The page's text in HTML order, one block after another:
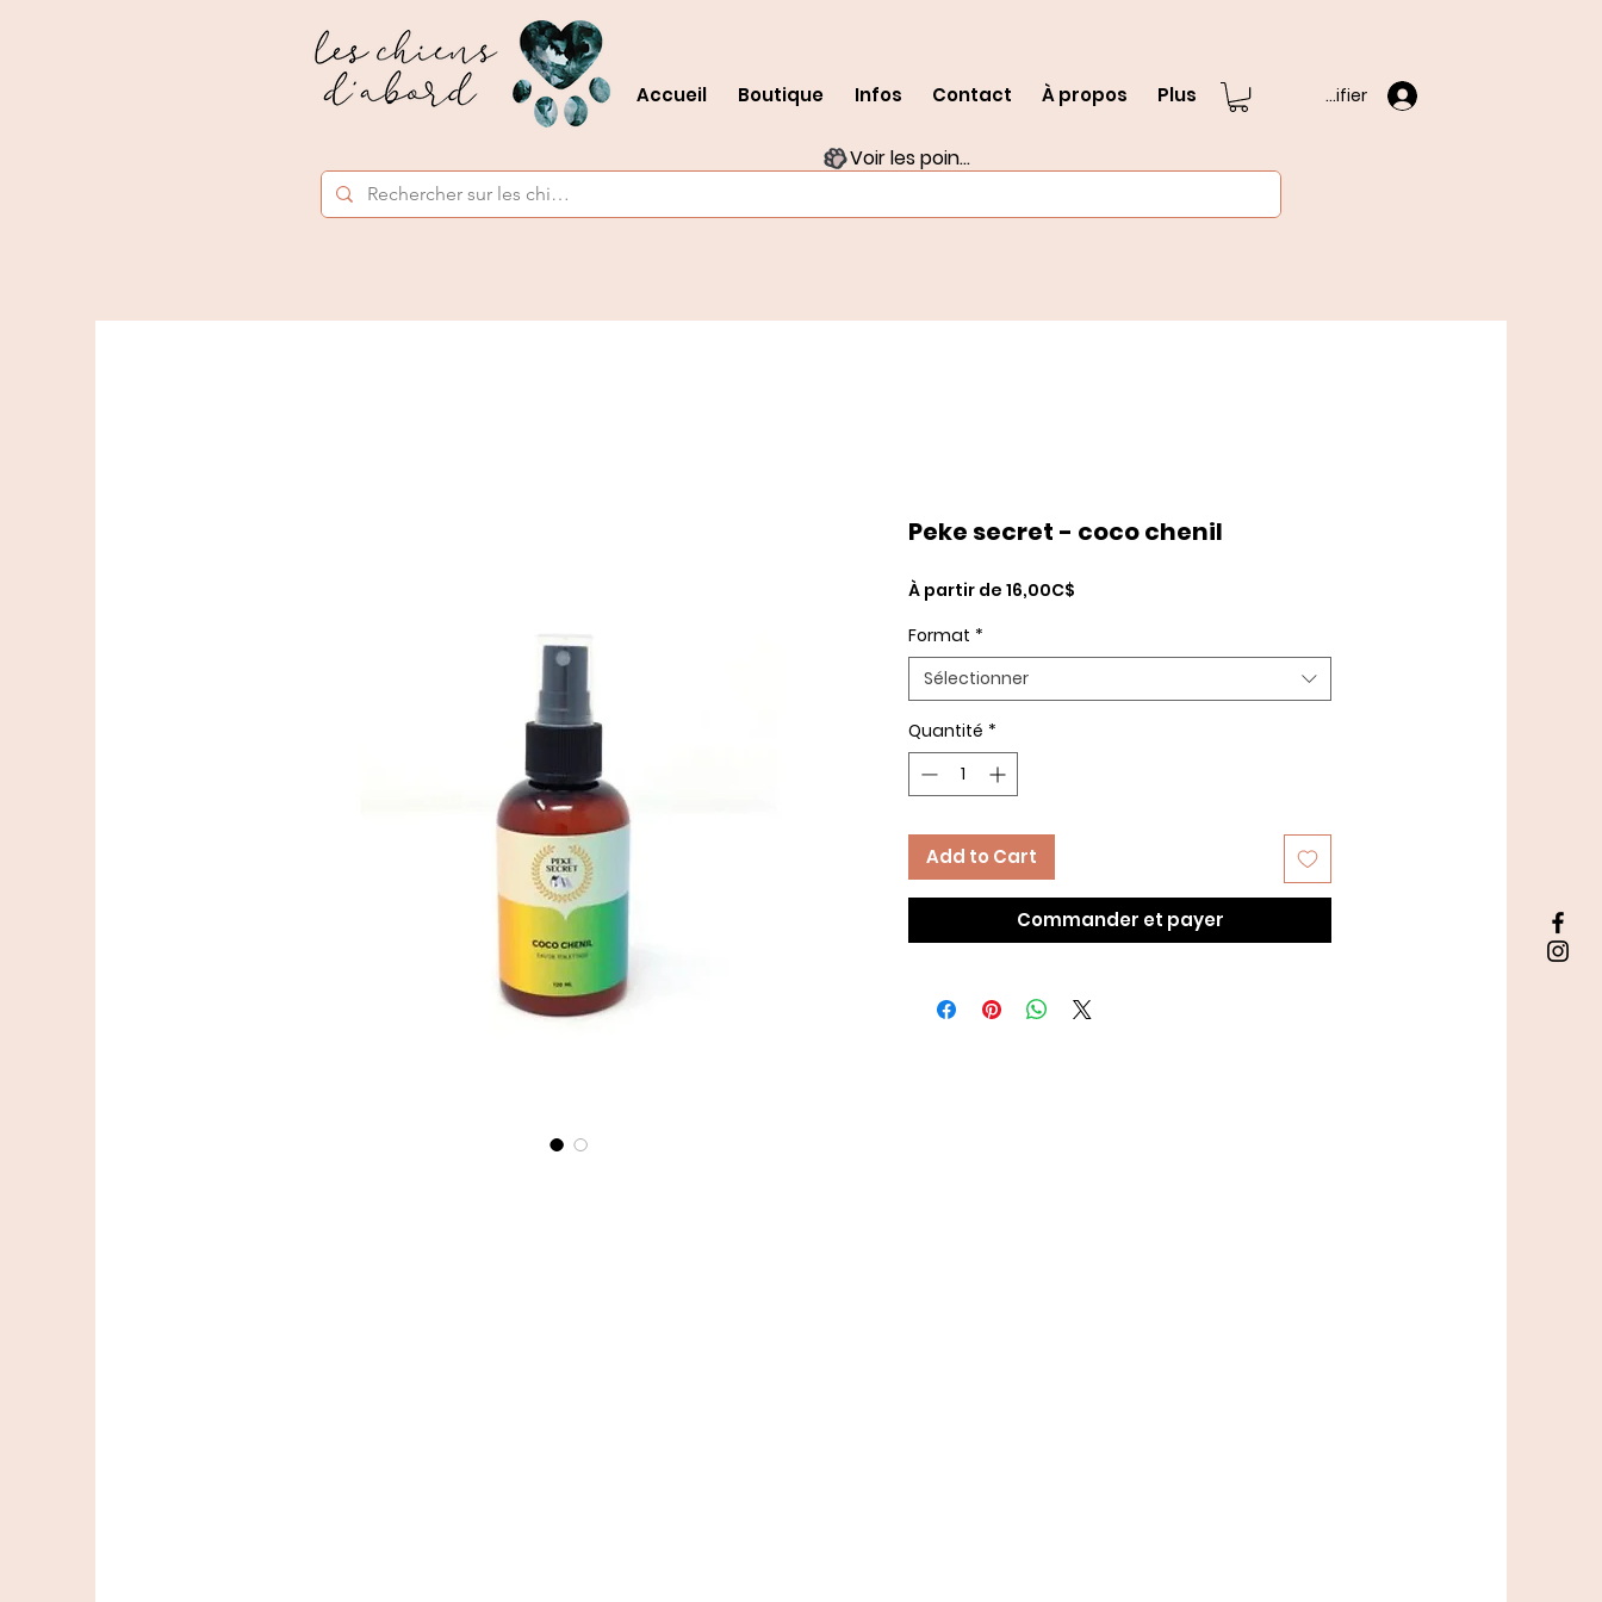
Accueil Boutique Infos Contact À propos Plus
Voir les points
S'identifier
Peke secret - coco chenil
À partir de 16,00C$
Format *
Sélectionner
Quantité *
Add to Cart
Commander et payer